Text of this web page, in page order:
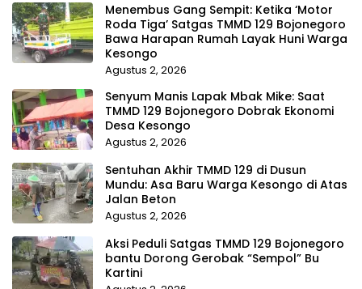
Menembus Gang Sempit: Ketika ‘Motor
Roda Tiga’ Satgas TMMD 129 Bojonegoro
Bawa Harapan Rumah Layak Huni Warga
Kesongo
Agustus 2, 2026
Senyum Manis Lapak Mbak Mike: Saat
TMMD 129 Bojonegoro Dobrak Ekonomi
Desa Kesongo
Agustus 2, 2026
Sentuhan Akhir TMMD 129 di Dusun
Mundu: Asa Baru Warga Kesongo di Atas
Jalan Beton
Agustus 2, 2026
Aksi Peduli Satgas TMMD 129 Bojonegoro
bantu Dorong Gerobak “Sempol” Bu
Kartini